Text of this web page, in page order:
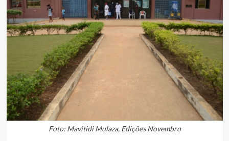
Foto: Mavitidi Mulaza, Edições Novembro